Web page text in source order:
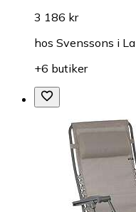
3 186 kr
hos Svenssons i
+6 butiker